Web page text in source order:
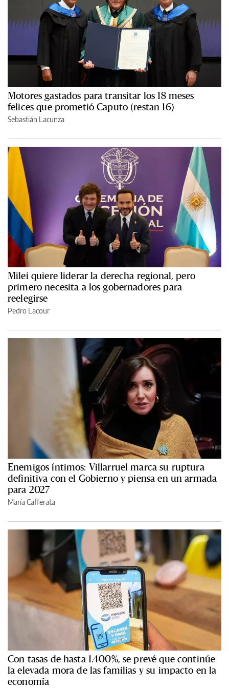
Motores gastados para transitar los 18 meses
felices que prometió Caputo (restan 16)
Sebastián Lacunza
Milei quiere liderar la derecha regional, pero
primero necesita a los gobernadores para
reelegirse
Pedro Lacour
Enemigos íntimos: Villarruel marca su ruptura
definitiva con el Gobierno y piensa en un armada
para 2027
María Cafferata
Con tasas de hasta 1.400%, se prevé que continúe
la elevada mora de las familias y su impacto en la
economía